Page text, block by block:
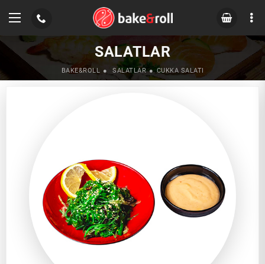
SALATLAR
BAKE&ROLL SALATLAR CUKKA SALATI